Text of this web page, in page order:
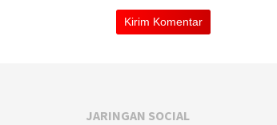
JARINGAN SOCIAL